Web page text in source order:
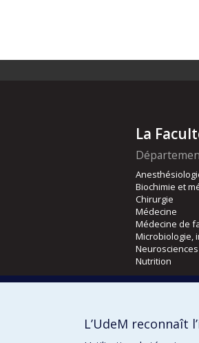
La
Biochimie et
Chirurgie
Médecine
Médecine de
Microbiologie,
Neurosciences
Nutrition
Orthophonie
L’UdeM reconnaît